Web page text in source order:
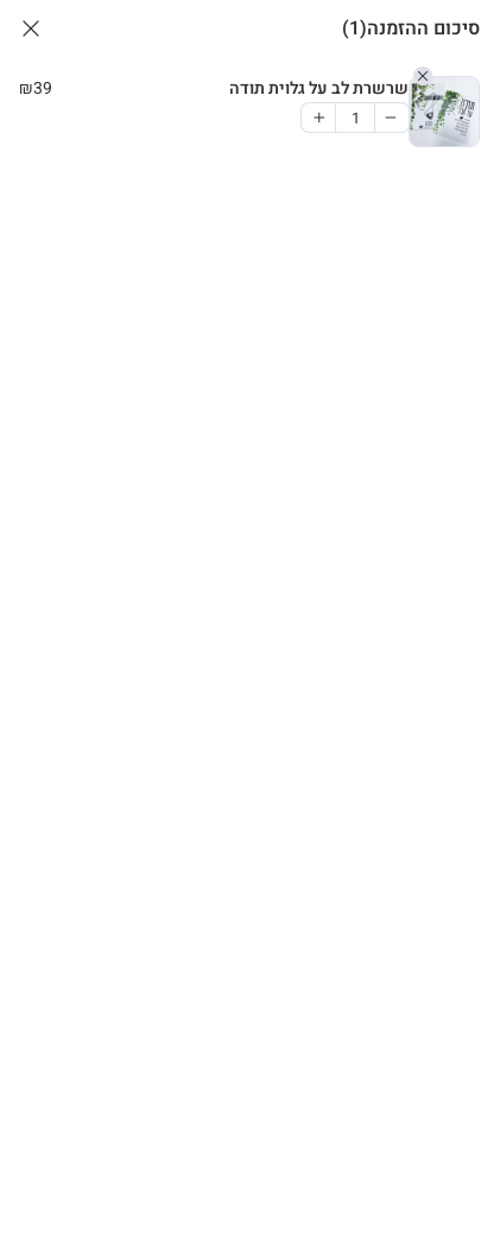
סיכום ההזמנה(1)
שרשרת לב על גלוית תודה ₪39